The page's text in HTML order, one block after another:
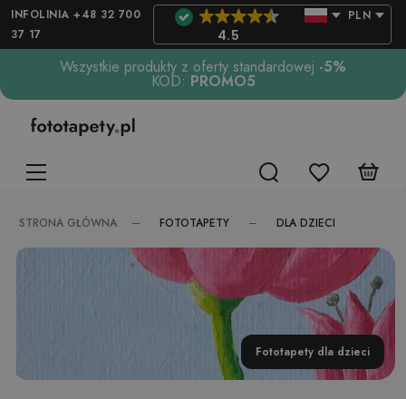
INFOLINIA +48 32 700
37 17
4.5
PLN
Wszystkie produkty z oferty standardowej -5%
KOD: PROMO5
STRONA GŁÓWNA FOTOTAPETY DLA DZIECI
Fototapety dla dzieci